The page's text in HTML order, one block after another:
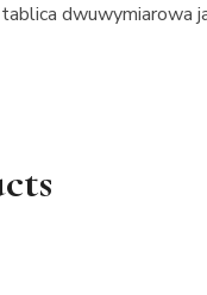
dwuwymiarowa